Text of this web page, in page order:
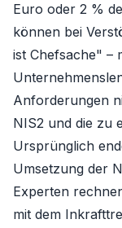
Euro oder 2 %
können bei
ist Chefsache" –
Anforderungen
NIS2 und die zu
Ursprünglich
Umsetzung der
Experten
mit dem